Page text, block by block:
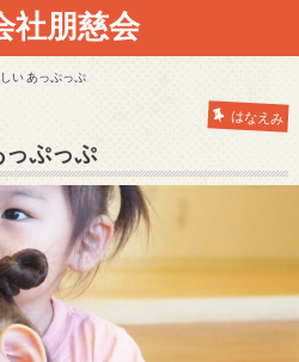
社朋慈会
い あっぷっぷ
はなえみ
ぷっぷ